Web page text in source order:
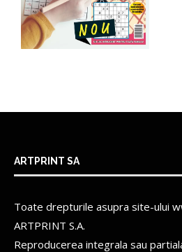
ARTPRINT SA
Toate drepturile asupra site-ului
ARTPRINT S.A.
Reproducerea integrala sau